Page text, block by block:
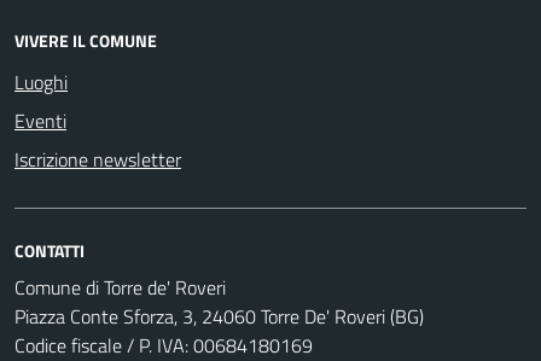
VIVERE IL COMUNE
Luoghi
Eventi
Iscrizione newsletter
CONTATTI
Comune di Torre de' Roveri
Piazza Conte Sforza, 3, 24060 Torre De' Roveri (BG)
Codice fiscale / P. IVA: 00684180169